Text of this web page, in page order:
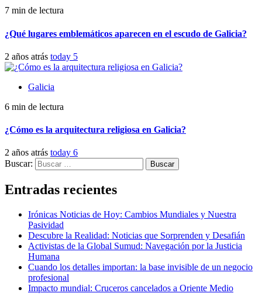
7 min de lectura
¿Qué lugares emblemáticos aparecen en el escudo de Galicia?
2 años atrás today 5
Galicia
6 min de lectura
¿Cómo es la arquitectura religiosa en Galicia?
2 años atrás today 6
Buscar:
Entradas recientes
Irónicas Noticias de Hoy: Cambios Mundiales y Nuestra
Pasividad
Descubre la Realidad: Noticias que Sorprenden y Desafián
Activistas de la Global Sumud: Navegación por la Justicia
Humana
Cuando los detalles importan: la base invisible de un negocio
profesional
Impacto mundial: Cruceros cancelados a Oriente Medio